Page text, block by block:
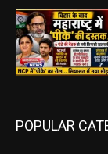
POPULAR